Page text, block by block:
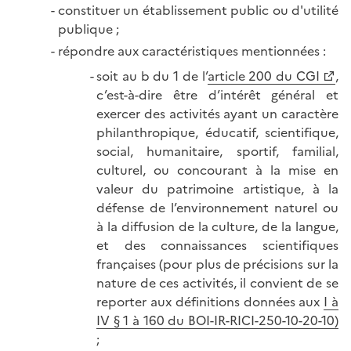
constituer un établissement public ou d'utilité
publique ;
répondre aux caractéristiques mentionnées :
soit au b du 1 de l’article 200 du CGI
,
c’est-à-dire être d’intérêt général et
exercer des activités ayant un caractère
philanthropique, éducatif, scientifique,
social, humanitaire, sportif, familial,
culturel, ou concourant à la mise en
valeur du patrimoine artistique, à la
défense de l’environnement naturel ou
à la diffusion de la culture, de la langue,
et des connaissances scientifiques
françaises (pour plus de précisions sur la
nature de ces activités, il convient de se
reporter aux définitions données aux I à
IV § 1 à 160 du BOI-IR-RICI-250-10-20-10)
;